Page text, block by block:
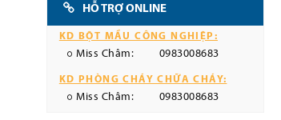
HỖ TRỢ ONLINE
KD BỘT MẦU CÔNG NGHIỆP:
Miss Châm: 0983008683
KD PHÒNG CHÁY CHỮA CHÁY:
Miss Châm: 0983008683